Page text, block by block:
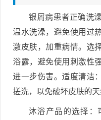
银屑病患者正确洗
温水洗澡，避免使用过
激皮肤，加重病情。选
浴露，避免使用刺激性
进一步伤害。适度清洁
搓洗，以免破坏皮肤的天
沐浴产品的选择：